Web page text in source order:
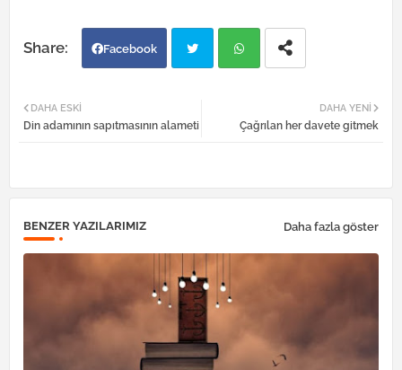
Facebook
tter atsa
DAHA YENI
Çağrılan her davete gitmek
DAHA ESKI
Din adamının sapıtmasının alameti
BENZER YAZILARIMIZ Daha fazla göster